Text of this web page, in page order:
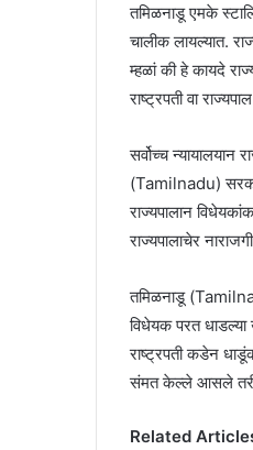
तमिळनाडू एमके
चालीक लायल्यात.
म्हळां की हे कायदे
राष्ट्रपती वा
सर्वोच्च
(Tamilnadu)
राज्यपालान
राज्यपालाचेर
तमिळनाडू
विधेयक परत
राष्ट्रपती कडेन
संमत केल्ले आसले तरी
Related